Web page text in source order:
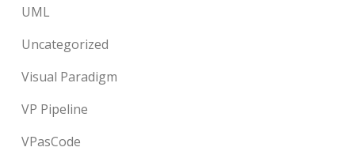
UML
Uncategorized
Visual Paradigm
VP Pipeline
VPasCode